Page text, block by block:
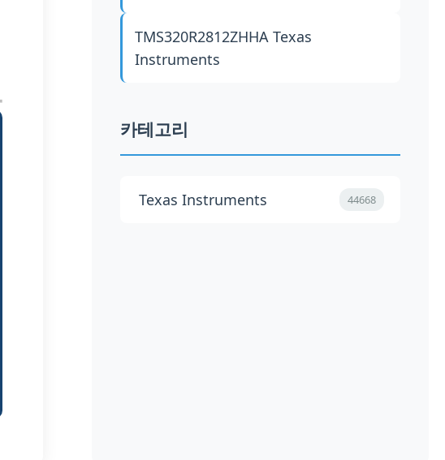
TMS320R2812ZHHATexas
Instruments
카테고리
Texas Instruments 44668